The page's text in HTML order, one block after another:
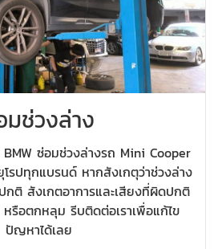
มช่วงล่าง
ซ่อมช่วงล่างรถ Mini Cooper
รปทุกแบรนด์ หากสังเกตุว่าช่วงล่าง
กติ สังเกตอาการและเสียงที่ผิดปกติ
หรือตกหลุม รีบติดต่อเราเพื่อแก้ไข
ปัญหาได้เลย